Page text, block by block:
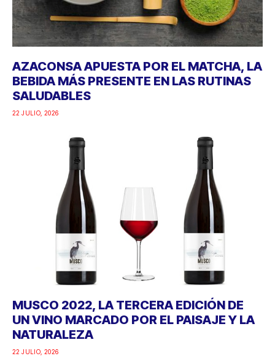
AZACONSA APUESTA POR EL MATCHA, LA
BEBIDA MÁS PRESENTE EN LAS RUTINAS
SALUDABLES
22 JULIO, 2026
MUSCO 2022, LA TERCERA EDICIÓN DE
UN VINO MARCADO POR EL PAISAJE Y LA
NATURALEZA
22 JULIO, 2026